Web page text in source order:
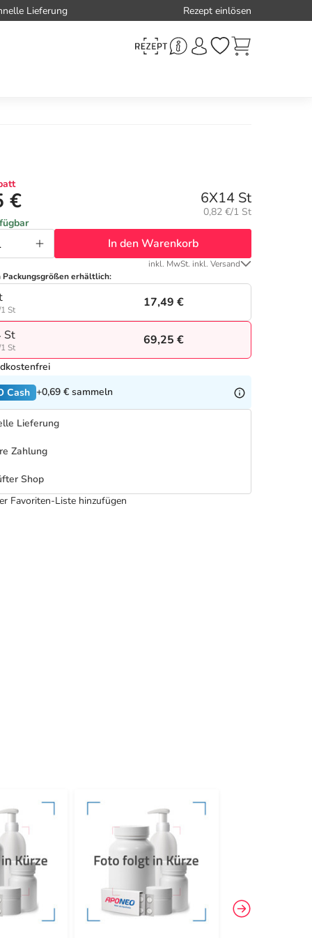
Lieferung Rezept einlösen
€ 6X14 St
Grundpreis:
0,82 €/1 St
In den Warenkorb
inkl. MwSt. inkl. Versand
Packungsgrößen erhältlich:
St
17,49 €
St
St
69,25 €
Cash +0,69 € sammeln
Lieferung
Zahlung
Shop
Favoriten-Liste hinzufügen